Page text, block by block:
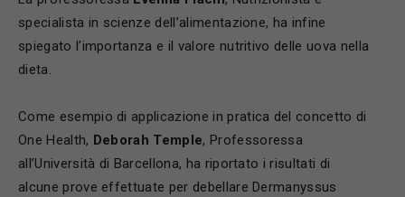
specialista in scienze dell’alimentazione, ha infine
spiegato l’importanza e il valore nutritivo delle uova nella
dieta.
Come esempio di applicazione in pratica del concetto di
One Health, Deborah Temple, Professoressa
all’Università di Barcellona, ha riportato i risultati di
alcune prove effettuate per debellare Dermanyssus